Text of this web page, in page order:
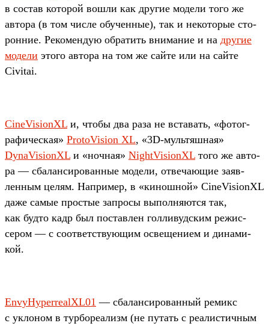
в сос­тав которой вош­ли как дру­гие модели того же
авто­ра (в том чис­ле обу­чен­ные), так и некото­рые сто­
рон­ние. Рекомен­дую обра­тить вни­мание и на дру­гие
модели это­го авто­ра на том же сай­те или на сай­те
Civitai.
CineVisionXL и, что­бы два раза не вста­вать, «фотог­
рафичес­кая» ProtoVision XL, «3D-муль­тяш­ная»
DynaVisionXL и «ноч­ная» NightVisionXL того же авто­
ра — сба­лан­сирован­ные модели, отве­чающие заяв­
ленным целям. Нап­ример, в «кинош­ной» CineVisionXL
даже самые прос­тые зап­росы выпол­няют­ся так,
как буд­то кадр был пос­тавлен гол­ливуд­ским режис­
сером — с соот­ветс­тву­ющим осве­щени­ем и динами­
кой.
EnvyHyperrealXL01 — сба­лан­сирован­ный ремикс
с укло­ном в тур­боре­ализм (не путать с реалис­тичным